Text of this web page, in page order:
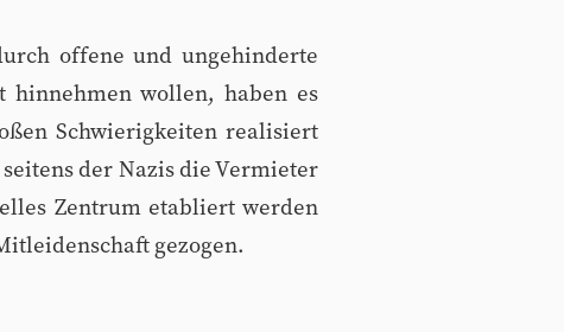
offene und ungehinderte
hinnehmen wollen, haben es
Schwierigkeiten realisiert
der Nazis die Vermieter
Zentrum etabliert werden
gezogen.